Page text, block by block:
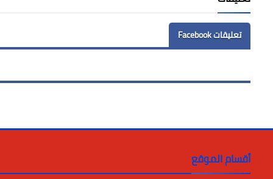
تعليقات Facebook
أقسام الموقع